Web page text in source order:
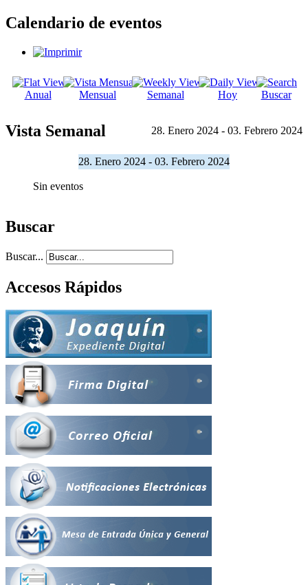
Calendario de eventos
Anual Mensual Semanal Hoy Buscar
Vista Semanal 28. Enero 2024 - 03. Febrero 2024
28. Enero 2024 - 03. Febrero 2024
Sin eventos
Buscar
Buscar...
Accesos Rápidos